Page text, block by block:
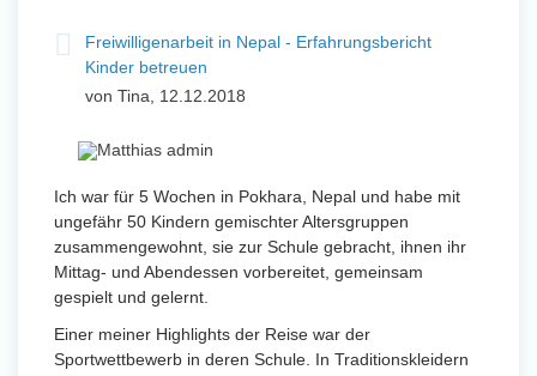
Freiwilligenarbeit in Nepal - Erfahrungsbericht
Kinder betreuen
von Tina, 12.12.2018
Ich war für 5 Wochen in Pokhara, Nepal und habe mit
ungefähr 50 Kindern gemischter Altersgruppen
zusammengewohnt, sie zur Schule gebracht, ihnen ihr
Mittag- und Abendessen vorbereitet, gemeinsam
gespielt und gelernt.
Einer meiner Highlights der Reise war der
Sportwettbewerb in deren Schule. In Traditionskleidern